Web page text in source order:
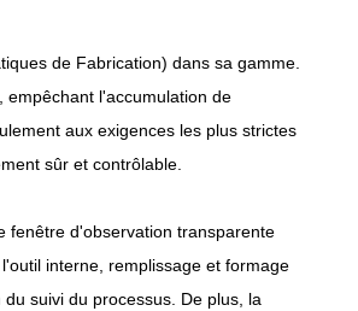
de Fabrication) dans sa gamme.
empêchant l'accumulation de
aux exigences les plus strictes
sûr et contrôlable.
fenêtre d'observation transparente
interne, remplissage et formage
suivi du processus. De plus, la